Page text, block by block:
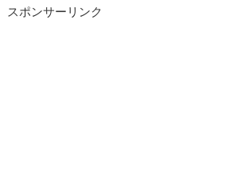
スポンサーリンク